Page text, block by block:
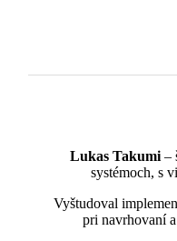
Lukas Takumi –
systémoch, s
Vyštudoval
pri navrhovaní